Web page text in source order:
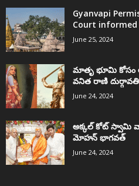
Gyanvapi
Court
June 25, 2024
మాతృ భూమి కోసం
వనిత రాణి దుర్గావతి
June 24, 2024
అక్కల్‌ కోట్‌ స్వామి
మోహన్ భాగవత్
June 24, 2024